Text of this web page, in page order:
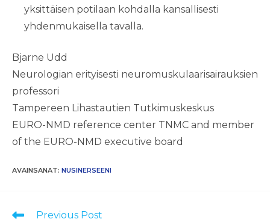
yksittäisen potilaan kohdalla kansallisesti
yhdenmukaisella tavalla.
Bjarne Udd
Neurologian erityisesti neuromuskulaarisairauksien
professori
Tampereen Lihastautien Tutkimuskeskus
EURO-NMD reference center TNMC and member
of the EURO-NMD executive board
AVAINSANAT: NUSINERSEENI
Lue
Previous Post